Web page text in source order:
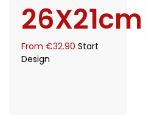
26X21cm
From €32.90 Start
Design